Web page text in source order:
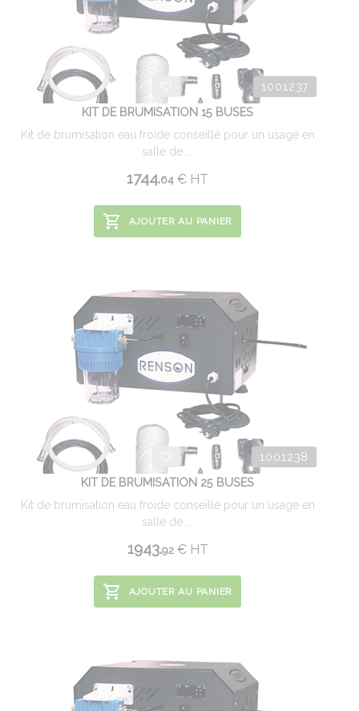
1001237
KIT DE BRUMISATION 15 BUSES
Kit de brumisation eau froide conseillé pour un usage en
salle de ...
1744.64 € HT
AJOUTER AU PANIER
1001238
KIT DE BRUMISATION 25 BUSES
Kit de brumisation eau froide conseillé pour un usage en
salle de ...
1943.92 €HT
AJOUTER AU PANIER